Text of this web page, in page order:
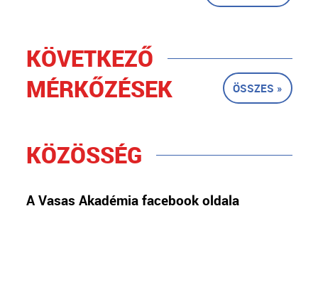
KÖVETKEZŐ
MÉRKŐZÉSEK
ÖSSZES »
KÖZÖSSÉG
A Vasas Akadémia facebook oldala